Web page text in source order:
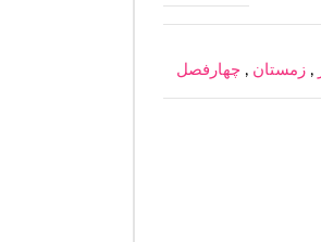
, زمستان , چهارفصل